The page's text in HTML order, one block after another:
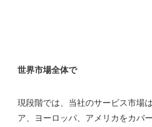
現段階では、当社のサービス市場
ア、ヨーロッパ、アメリカをカバ